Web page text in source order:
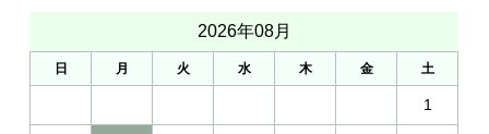
2026年08月
日 月 火 水 木 金 土
1